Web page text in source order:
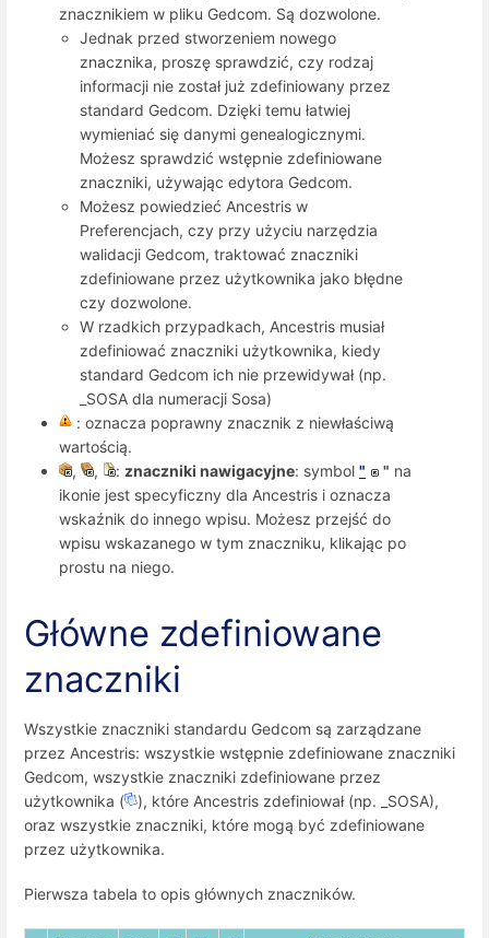
znacznikiem w pliku Gedcom. Są dozwolone.
Jednak przed stworzeniem nowego
znacznika, proszę sprawdzić, czy rodzaj
informacji nie został już zdefiniowany przez
standard Gedcom. Dzięki temu łatwiej
wymieniać się danymi genealogicznymi.
Możesz sprawdzić wstępnie zdefiniowane
znaczniki, używając edytora Gedcom.
Możesz powiedzieć Ancestris w
Preferencjach, czy przy użyciu narzędzia
walidacji Gedcom, traktować znaczniki
zdefiniowane przez użytkownika jako błędne
czy dozwolone.
W rzadkich przypadkach, Ancestris musiał
zdefiniować znaczniki użytkownika, kiedy
standard Gedcom ich nie przewidywał (np.
_SOSA dla numeracji Sosa)
: oznacza poprawny znacznik z niewłaściwą
wartością.
,
, : znaczniki nawigacyjne: symbol " " na
ikonie jest specyficzny dla Ancestris i oznacza
wskaźnik do innego wpisu. Możesz przejść do
wpisu wskazanego w tym znaczniku, klikając po
prostu na niego.
Główne zdefiniowane
znaczniki
Wszystkie znaczniki standardu Gedcom są zarządzane
przez Ancestris: wszystkie wstępnie zdefiniowane znaczniki
Gedcom, wszystkie znaczniki zdefiniowane przez
użytkownika (
), które Ancestris zdefiniował (np. _SOSA),
oraz wszystkie znaczniki, które mogą być zdefiniowane
przez użytkownika.
Pierwsza tabela to opis głównych znaczników.